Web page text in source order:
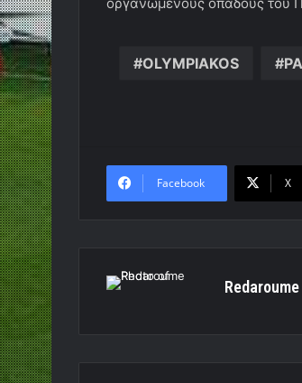
OLYMPIAKOS
Facebook X
Redaroume